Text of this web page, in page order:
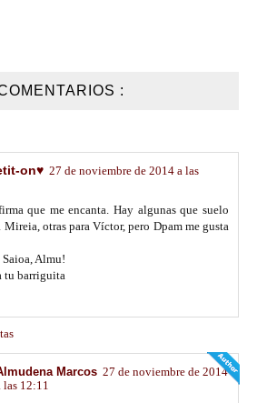
:
on♥ 27 de noviembre de 2014 a las
que me encanta. Hay algunas que suelo
otras para Víctor, pero Dpam me gusta
Almu!
tu barriguita
Marcos 27 de noviembre de 2014
las 12:11